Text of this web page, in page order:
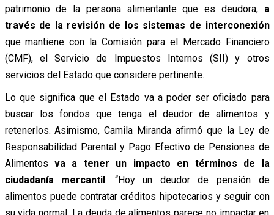
patrimonio de la persona alimentante que es deudora, a
través de la revisión de los sistemas de interconexión
que mantiene con la Comisión para el Mercado Financiero
(CMF), el Servicio de Impuestos Internos (SII) y otros
servicios del Estado que considere pertinente.
Lo que significa que el Estado va a poder ser oficiado para
buscar los fondos que tenga el deudor de alimentos y
retenerlos. Asimismo, Camila Miranda afirmó que la Ley de
Responsabilidad Parental y Pago Efectivo de Pensiones de
Alimentos va a tener un impacto en términos de la
ciudadanía mercantil. “Hoy un deudor de pensión de
alimentos puede contratar créditos hipotecarios y seguir con
su vida normal. La deuda de alimentos parece no impactar en